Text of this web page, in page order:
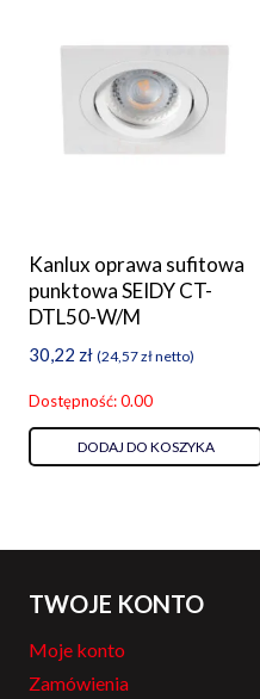
Kanlux oprawa sufitowa
punktowa SEIDY CT-
DTL50-W/M
30,22 zł (24,57złnetto)
Dostępność: 0.00
DODAJ DO KOSZYKA
TWOJE KONTO
Moje konto
Zamówienia